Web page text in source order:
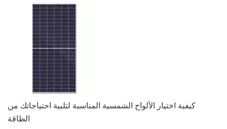
كيفية اختيار الألواح الشمسية المناسبة لتلبية احتياجاتك من
الطاقة